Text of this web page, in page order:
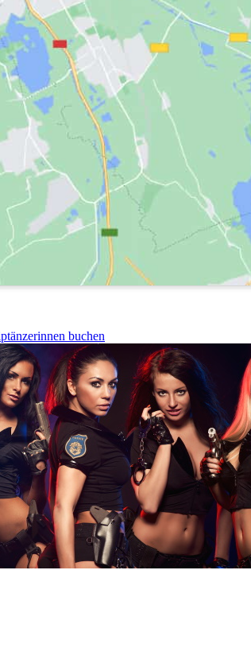
buchen